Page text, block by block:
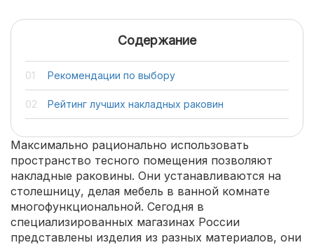
Содержание
Рекомендации по выбору
Рейтинг лучших накладных раковин
Максимально рационально использовать
пространство тесного помещения позволяют
накладные раковины. Они устанавливаются на
столешницу, делая мебель в ванной комнате
многофункциональной. Сегодня в
специализированных магазинах России
представлены изделия из разных материалов, они